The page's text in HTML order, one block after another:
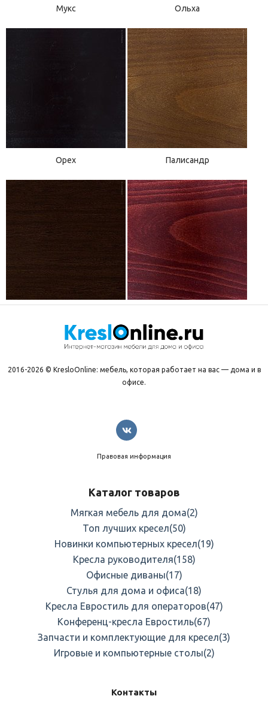
Мукс Ольха
Орех Палисандр
2016-2026 © KresloOnline: мебель, которая работает на вас — дома и в
офисе.
Правовая информация
Каталог товаров
Мягкая мебель для дома(2)
Топ лучших кресел(50)
Новинки компьютерных кресел(19)
Кресла руководителя(158)
Офисные диваны(17)
Стулья для дома и офиса(18)
Кресла Евростиль для операторов(47)
Конференц-кресла Евростиль(67)
Запчасти и комплектующие для кресел(3)
Игровые и компьютерные столы(2)
Контакты